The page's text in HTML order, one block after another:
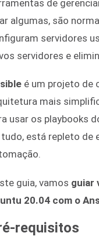
de
algumas, são
servidores
servidores e
é um projeto de
mais
usar os playbooks
tudo, está repleto de
guia, vamos guiar
20.04 com o
requisitos